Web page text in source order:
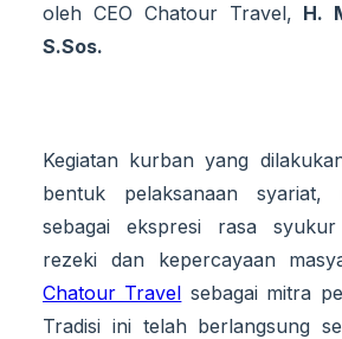
oleh CEO Chatour Travel, H.
S.Sos.
Kegiatan kurban yang
bentuk pelaksanaan syariat,
sebagai ekspresi rasa
rezeki dan kepercayaan
Chatour Travel sebagai mitra
Tradisi ini telah berlangsung